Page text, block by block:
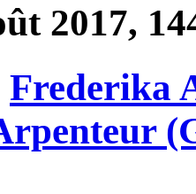
2017,
Frederika